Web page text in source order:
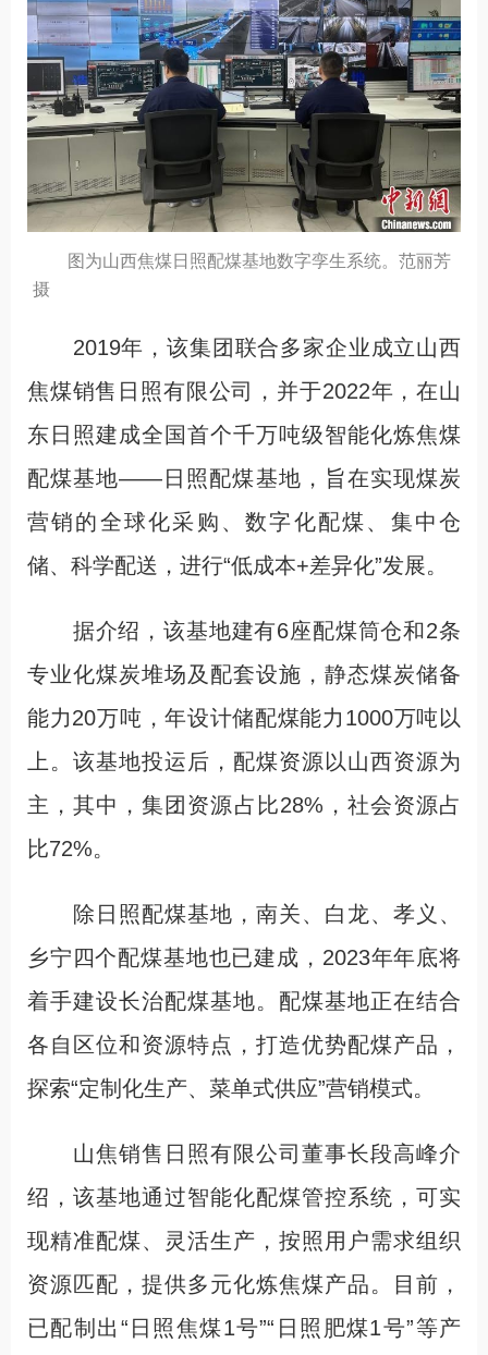
图为山西焦煤日照配煤基地数字孪生系统。范丽芳
摄
2019年，该集团联合多家企业成立山西
焦煤销售日照有限公司，并于2022年，在山
东日照建成全国首个千万吨级智能化炼焦煤
配煤基地——日照配煤基地，旨在实现煤炭
营销的全球化采购、数字化配煤、集中仓
储、科学配送，进行“低成本+差异化”发展。
据介绍，该基地建有6座配煤筒仓和2条
专业化煤炭堆场及配套设施，静态煤炭储备
能力20万吨，年设计储配煤能力1000万吨以
上。该基地投运后，配煤资源以山西资源为
主，其中，集团资源占比28%，社会资源占
比72%。
除日照配煤基地，南关、白龙、孝义、
乡宁四个配煤基地也已建成，2023年年底将
着手建设长治配煤基地。配煤基地正在结合
各自区位和资源特点，打造优势配煤产品，
探索“定制化生产、菜单式供应”营销模式。
山焦销售日照有限公司董事长段高峰介
绍，该基地通过智能化配煤管控系统，可实
现精准配煤、灵活生产，按照用户需求组织
资源匹配，提供多元化炼焦煤产品。目前，
已配制出“日照焦煤1号”“日照肥煤1号”等产